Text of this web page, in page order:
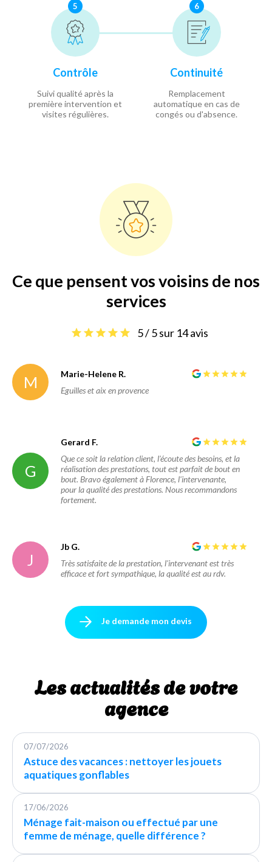
5
Contrôle
Suivi qualité après la
première intervention et
visites régulières.
6
Continuité
Remplacement
automatique en cas de
congés ou d'absence.
Ce que pensent vos voisins de nos
services
5 / 5 sur 14 avis
M
Marie-Helene R.
Eguilles et aix en provence
G
Gerard F.
Que ce soit la relation client, l'écoute des besoins, et la
réalisation des prestations, tout est parfait de bout en
bout. Bravo également à Florence, l'intervenante,
pour la qualité des prestations. Nous recommandons
fortement.
J
Jb G.
Très satisfaite de la prestation, l'intervenant est très
efficace et fort sympathique, la qualité est au rdv.
Je demande mon devis
Les actualités de votre
agence
07/07/2026
Astuce des vacances : nettoyer les jouets
aquatiques gonflables
17/06/2026
Ménage fait-maison ou effectué par une
femme de ménage, quelle différence ?